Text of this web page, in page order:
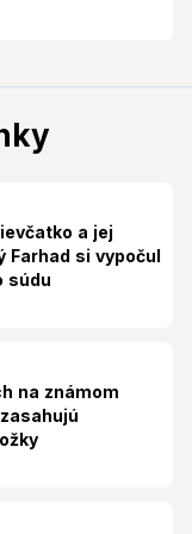
a jej
Farhad si vypočul
súdu
na známom